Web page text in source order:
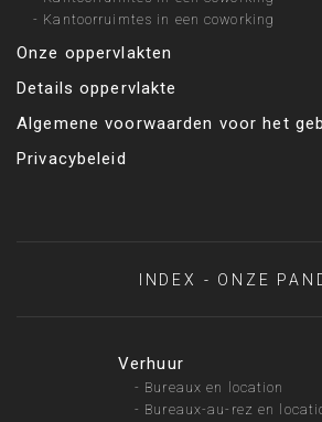
- Kantoorruimtes in een coworking
Onze oppervlakten
Details oppervlakte
Algemene voorwaarden voor het
Privacybeleid
INDEX - ONZE
Verhuur
- Bureaux en location
- Bureaux-au-rez en